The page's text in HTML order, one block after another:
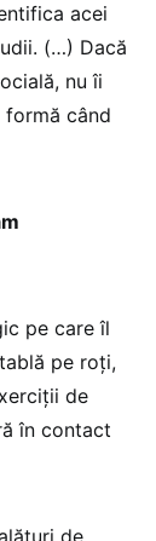
acei
(…) Dacă
nu îi
când
pe care îl
pe roți,
de
în contact